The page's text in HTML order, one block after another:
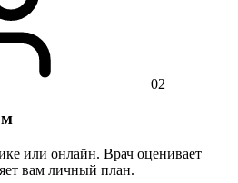
02
или онлайн. Врач оценивает
вам личный план.